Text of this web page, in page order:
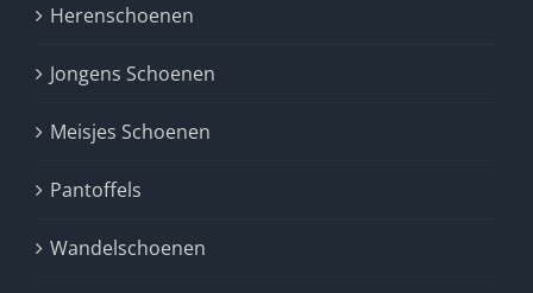
Herenschoenen
Jongens Schoenen
Meisjes Schoenen
Pantoffels
Wandelschoenen